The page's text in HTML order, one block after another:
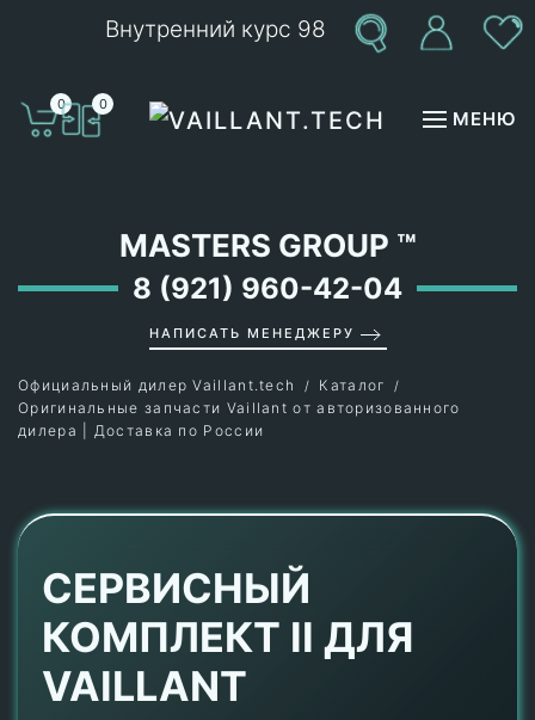
Внутренний курс 98
0 0
МЕНЮ
MASTERS GROUP ™
8 (921) 960-42-04
НАПИСАТЬ МЕНЕДЖЕРУ
Официальный дилер Vaillant.tech
Каталог
Оригинальные запчасти Vaillant от авторизованного
дилера | Доставка по России
СЕРВИСНЫЙ
КОМПЛЕКТ II ДЛЯ
VAILLANT